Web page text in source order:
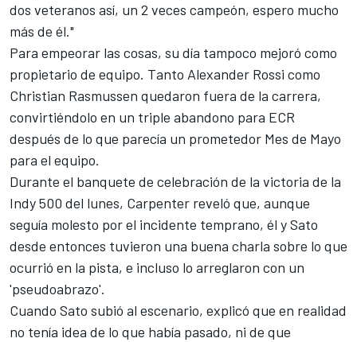
dos veteranos así, un 2 veces campeón, espero mucho
más de él."
Para empeorar las cosas, su día tampoco mejoró como
propietario de equipo. Tanto Alexander Rossi como
Christian Rasmussen quedaron fuera de la carrera,
convirtiéndolo en un triple abandono para ECR
después de lo que parecía un prometedor Mes de Mayo
para el equipo.
Durante el banquete de celebración de la victoria de la
Indy 500 del lunes, Carpenter reveló que, aunque
seguía molesto por el incidente temprano, él y Sato
desde entonces tuvieron una buena charla sobre lo que
ocurrió en la pista, e incluso lo arreglaron con un
'pseudoabrazo'.
Cuando Sato subió al escenario, explicó que en realidad
no tenía idea de lo que había pasado, ni de que